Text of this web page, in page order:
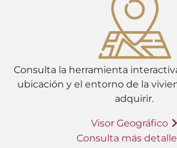
Consulta la herramienta
ubicación y el entorno de la
adquirir.
Visor Geográfico
Consulta más